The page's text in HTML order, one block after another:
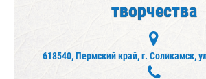
творчества
618540, Пермский край, г. Соликамск,